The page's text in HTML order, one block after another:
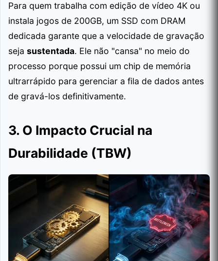
Para quem trabalha com edição de vídeo 4K ou
instala jogos de 200GB, um SSD com DRAM
dedicada garante que a velocidade de gravação
seja sustentada. Ele não "cansa" no meio do
processo porque possui um chip de memória
ultrarrápido para gerenciar a fila de dados antes
de gravá-los definitivamente.
3. O Impacto Crucial na
Durabilidade (TBW)